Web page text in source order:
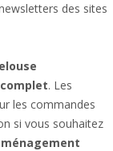
des sites
. Les
les commandes
si vous souhaitez